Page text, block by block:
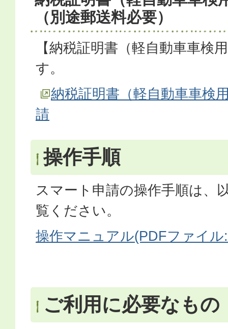
（別途郵送料必要）
【納税証明書（軽自動車車検
す。
納税証明書（軽自動車車検
請
操作手順
スマート申請の操作手順は、
覧ください。
操作マニュアル(PDFファイル
ご利用に必要なもの